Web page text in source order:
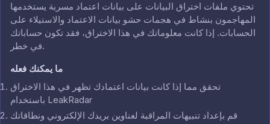
تحتوي ملفات اختراق البيانات على بيانات اعتماد مسربة يستخدمها
المهاجمون بنشاط في هجمات حشو بيانات الاعتماد والاستيلاء على
الحسابات. إذا كانت معلوماتك في هذا الاختراق، فقد تكون حساباتك
في خطر.
ما يمكنك فعله
تحقق مما إذا كانت بيانات اعتمادك تظهر في هذا الاختراق
باستخدام LeakRadar
قم بإعداد تنبيهات المراقبة لعناوين بريدك الإلكتروني ونطاقاتك